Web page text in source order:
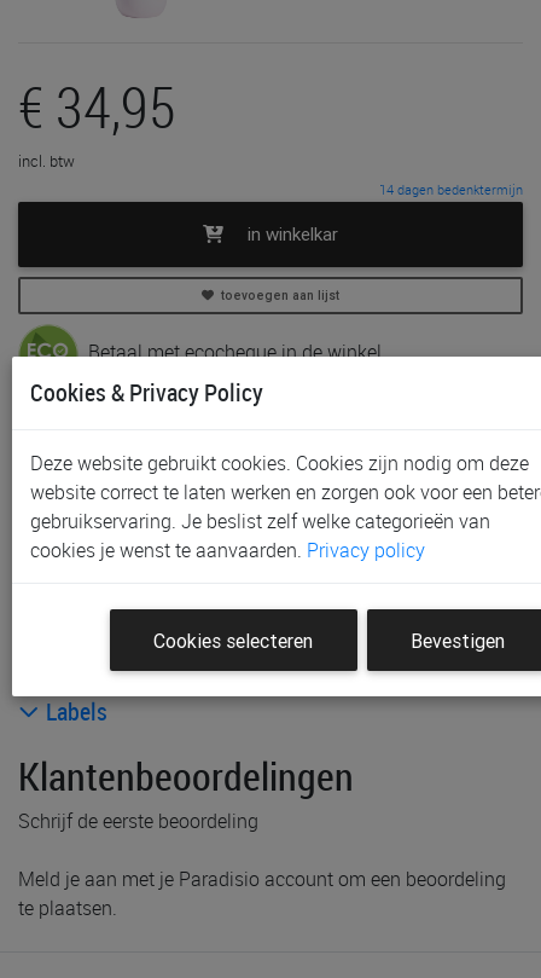
€ 34,95
incl. btw
14 dagen bedenktermijn
in winkelkar
toevoegen aan lijst
Betaal met ecocheque in de winkel
Gratis (en direct) af te halen in onzewinkelte Aalst,
Sint-Niklaas en Waregem
Gratis (na bestelling) af te halen in onzewinkelte
Gent
Productinformatie & specificaties
Voorraad bij Paradisio
Labels
Klantenbeoordelingen
Schrijf de eerste beoordeling
Meld je aan met je Paradisio account om een beoordeling
te plaatsen.
Cookies & Privacy Policy
Deze website gebruikt cookies. Cookies zijn nodig om deze
website correct te laten werken en zorgen ook voor een
gebruikservaring. Je beslist zelf welke categorieën van
cookies je wenst te aanvaarden. Privacy policy
Cookies selecteren Bevestigen